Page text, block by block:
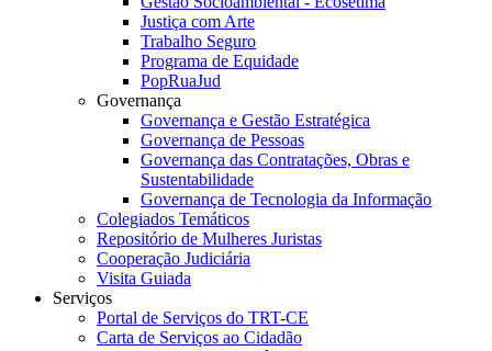
Justiça com Arte
Trabalho Seguro
Programa de Equidade
PopRuaJud
Governança
Governança e Gestão Estratégica
Governança de Pessoas
Governança das Contratações, Obras e
Sustentabilidade
Governança de Tecnologia da Informação
Colegiados Temáticos
Repositório de Mulheres Juristas
Cooperação Judiciária
Visita Guiada
Serviços
Portal de Serviços do TRT-CE
Carta de Serviços ao Cidadão